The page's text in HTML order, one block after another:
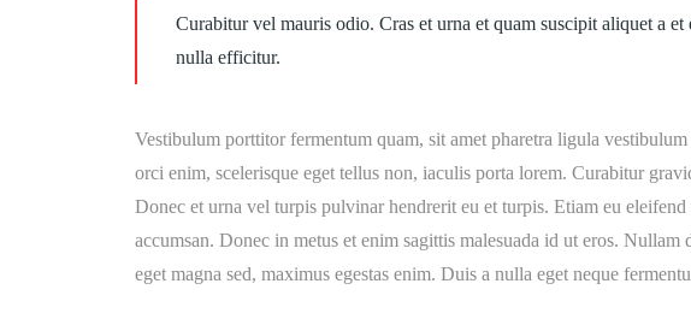
Curabitur vel mauris odio. Cras et urna et quam suscipit aliquet a
nulla efficitur.
Vestibulum porttitor fermentum quam, sit amet pharetra ligula
orci enim, scelerisque eget tellus non, iaculis porta lorem. Curabitur
Donec et urna vel turpis pulvinar hendrerit eu et turpis. Etiam eu
accumsan. Donec in metus et enim sagittis malesuada id ut eros.
eget magna sed, maximus egestas enim. Duis a nulla eget neque